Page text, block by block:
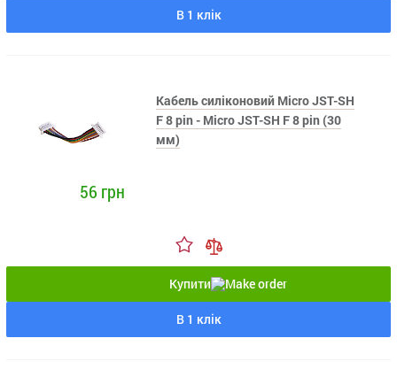
В 1 клік
Кабель силіконовий Micro JST-SH
F 8 pin - Micro JST-SH F 8 pin (30
мм)
56 грн
Купити
В 1 клік